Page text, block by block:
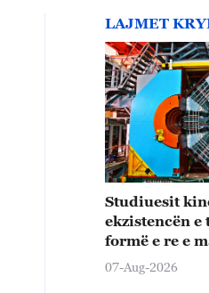
LAJMET
Studiuesit
ekzistencën
formë e re e
07-Aug-2026